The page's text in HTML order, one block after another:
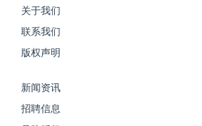
关于我们
联系我们
版权声明
新闻资讯
招聘信息